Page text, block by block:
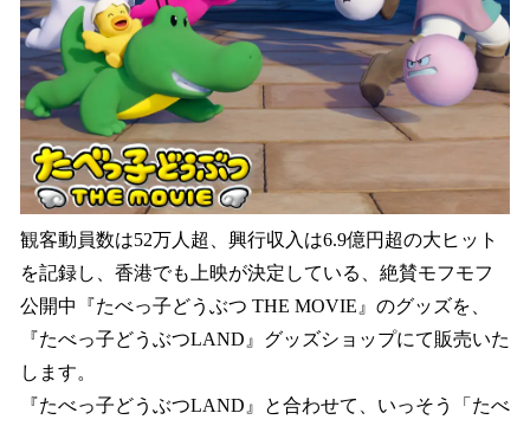
観客動員数は52万人超、興行収入は6.9億円超の大ヒット
を記録し、香港でも上映が決定している、絶賛モフモフ
公開中『たべっ子どうぶつ THE MOVIE』のグッズを、
『たべっ子どうぶつLAND』グッズショップにて販売いた
します。
『たべっ子どうぶつLAND』と合わせて、いっそう「たべ